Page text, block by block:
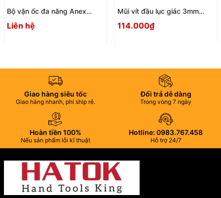
Bộ vặn ốc đa năng Anex
AOA-17S1 Nhật Bản
Liên hệ
Mũi vít đầu lục giác 3mm
114.000₫
Giao hàng siêu tốc
Giao hàng nhanh, phí ship rẻ.
Đổi trả dễ dàng
Trong vòng 7 ngày
Hoàn tiền 100%
Nếu sản phẩm lỗi kĩ thuật
Hotline: 0983.767.458
Hỗ trợ 24/7